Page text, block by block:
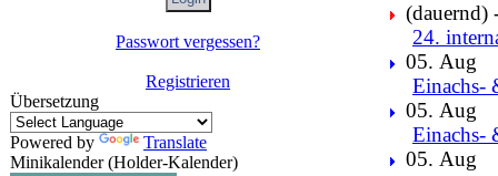
Passwort vergessen?
Registrieren
Übersetzung
Powered by
Translate
Minikalender (Holder-Kalender)
(dauernd)
24.
05. Aug
Einachs-
05. Aug
Einachs-
05. Aug